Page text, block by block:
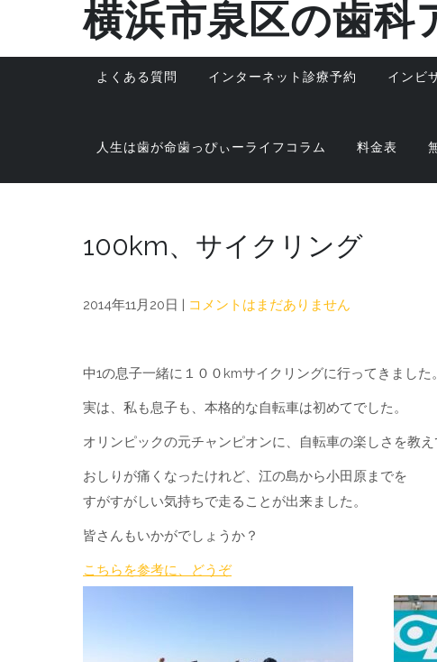
content
横浜市泉区の歯科
よくある質問 インターネット診療予約 インビ
人生は歯が命歯っぴぃーライフコラム 料金表
100km、サイクリング
2014年11月20日 | コメントはまだありません
中1の息子一緒に１００kmサイクリングに行ってきました。
実は、私も息子も、本格的な自転車は初めてでした。
オリンピックの元チャンピオンに、自転車の楽しさを教え
おしりが痛くなったけれど、江の島から小田原までを
すがすがしい気持ちで走ることが出来ました。
皆さんもいかがでしょうか？
こちらを参考に、どうぞ